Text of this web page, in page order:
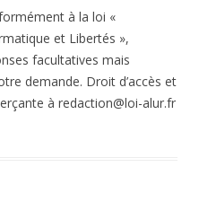
à la loi «
et Libertés »,
facultatives mais
demande. Droit d’accès et
à redaction@loi-alur.fr